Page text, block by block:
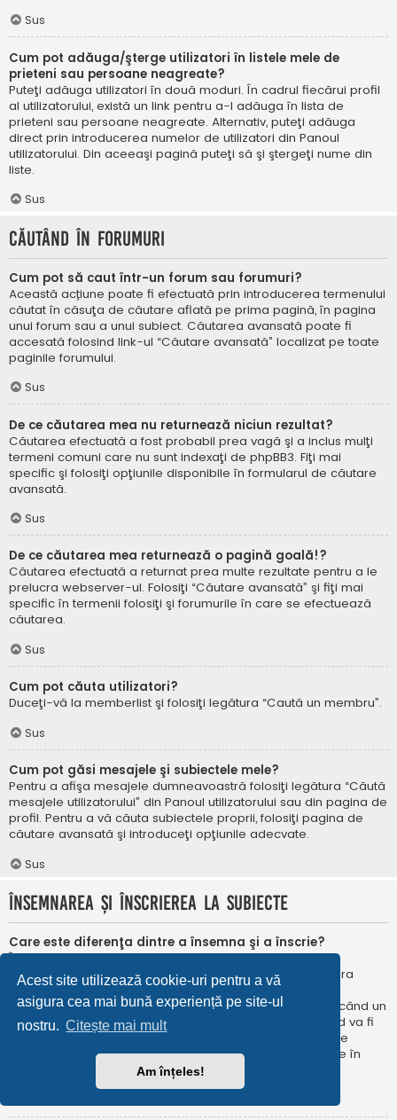
Acest site utilizează cookie-uri pentru a vă
asigura cea mai bună experiență pe site-ul
nostru. Citește mai mult
Am înțeles!
Sus
Cum pot adăuga/şterge utilizatori în listele mele de
prieteni sau persoane neagreate?
Puteţi adăuga utilizatori în două moduri. În cadrul fiecărui profil
al utilizatorului, există un link pentru a-l adăuga în lista de
prieteni sau persoane neagreate. Alternativ, puteţi adăuga
direct prin introducerea numelor de utilizatori din Panoul
utilizatorului. Din aceeaşi pagină puteţi să şi ştergeţi nume din
liste.
Sus
Căutând în forumuri
Cum pot să caut într-un forum sau forumuri?
Această acțiune poate fi efectuată prin introducerea termenului
căutat în căsuţa de căutare aflată pe prima pagină, în pagina
unui forum sau a unui subiect. Căutarea avansată poate fi
accesată folosind link-ul “Căutare avansată” localizat pe toate
paginile forumului.
Sus
De ce căutarea mea nu returnează niciun rezultat?
Căutarea efectuată a fost probabil prea vagă şi a inclus mulţi
termeni comuni care nu sunt indexaţi de phpBB3. Fiţi mai
specific şi folosiţi opţiunile disponibile în formularul de căutare
avansată.
Sus
De ce căutarea mea returnează o pagină goală!?
Căutarea efectuată a returnat prea multe rezultate pentru a le
prelucra webserver-ul. Folosiţi “Căutare avansată” şi fiţi mai
specific în termenii folosiţi şi forumurile în care se efectuează
căutarea.
Sus
Cum pot căuta utilizatori?
Duceţi-vă la memberlist şi folosiţi legătura “Caută un membru”.
Sus
Cum pot găsi mesajele şi subiectele mele?
Pentru a afişa mesajele dumneavoastră folosiţi legătura “Căută
mesajele utilizatorului” din Panoul utilizatorului sau din pagina de
profil. Pentru a vă căuta subiectele proprii, folosiţi pagina de
căutare avansată şi introduceţi opţiunile adecvate.
Sus
Însemnarea şi înscrierea la subiecte
Care este diferenţa dintre a însemna şi a înscrie?
În phpBB 3.0 însemnarea era foarte asemănătoare cu
însemnarea în browser-ul web. Nu eraţi notificat când era
publicat un răspuns. În phpBB 3.1, însemnarea este
asemănătoarea înscrierii la un subiect. Puteți fi notificat când un
subiect este actualizat. Înscriindu-vă, veţi fi notificat când va fi
publicat un răspuns în subiectul sau în forum. Opțiunile de
notificare pentru însemnare și înscriere pot fi configurate în
Panoul utilizatorului, sub “Preferințe forum”.